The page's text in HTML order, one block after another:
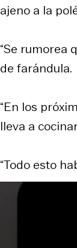
ajeno a la
“Se rumorea
de farándula.
“En los
lleva a
“Todo esto